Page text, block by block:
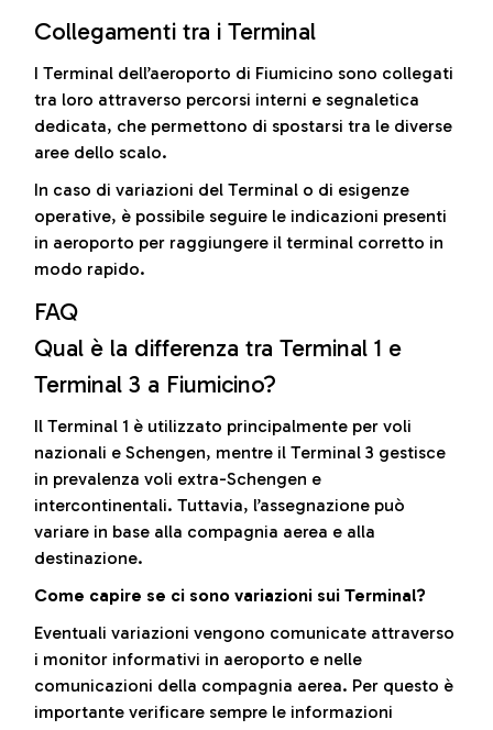
Collegamenti tra i Terminal
I Terminal dell’aeroporto di Fiumicino sono collegati
tra loro attraverso percorsi interni e segnaletica
dedicata, che permettono di spostarsi tra le diverse
aree dello scalo.
In caso di variazioni del Terminal o di esigenze
operative, è possibile seguire le indicazioni presenti
in aeroporto per raggiungere il terminal corretto in
modo rapido.
FAQ
Qual è la differenza tra Terminal 1 e
Terminal 3 a Fiumicino?
Il Terminal 1 è utilizzato principalmente per voli
nazionali e Schengen, mentre il Terminal 3 gestisce
in prevalenza voli extra-Schengen e
intercontinentali. Tuttavia, l’assegnazione può
variare in base alla compagnia aerea e alla
destinazione.
Come capire se ci sono variazioni sui Terminal?
Eventuali variazioni vengono comunicate attraverso
i monitor informativi in aeroporto e nelle
comunicazioni della compagnia aerea. Per questo è
importante verificare sempre le informazioni